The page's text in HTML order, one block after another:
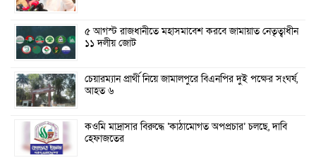
৫ আগস্ট রাজধানীতে মহাসমাবেশ করবে জামায়াত নেতৃত্বাধীন
১১ দলীয় জোট
চেয়ারম্যান প্রার্থী নিয়ে জামালপুরে বিএনপির দুই পক্ষের সংঘর্ষ,
আহত ৬
কওমি মাদ্রাসার বিরুদ্ধে ‘কাঠামোগত অপপ্রচার’ চলছে, দাবি
হেফাজতের